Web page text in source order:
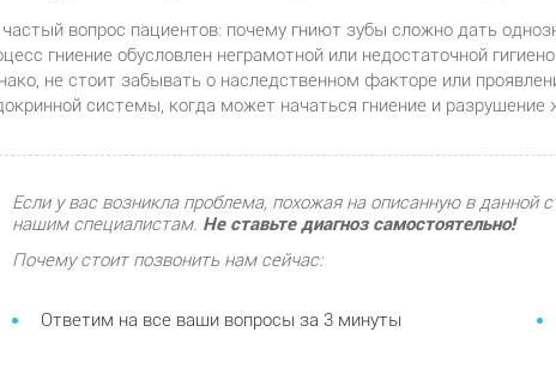
вопрос пациентов: почему гниют зубы сложно дать
гниение обусловлен неграмотной или недостаточной
не стоит забывать о наследственном факторе или
системы, когда может начаться гниение и разрушение
Если у вас возникла проблема, похожая на описанную в данной
нашим специалистам. Не ставьте диагноз самостоятельно!
Почему стоит позвонить нам сейчас:
Ответим на все ваши вопросы за 3 минуты